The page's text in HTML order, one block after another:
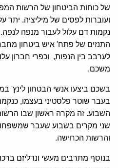
של כוחות הביטחון של הרשות
ועוברות לפסים של מיליציה. יתר
נקמות דם עלול לעבור מנפה
התנזים של פתח' איש ביטחון
לערבב בין הנפות, וכפרי חברון
משכם.
בשכם ביצעו אנשי הבטחון לינץ'
בעבר שוטר פלסטיני בעצמו,
השבוע. זה מקרה ראשון שבו
שני מקרים בשבוע שעבר
והרשות הכחישה.
בנוסף מתרבים מעשי ונדליזם